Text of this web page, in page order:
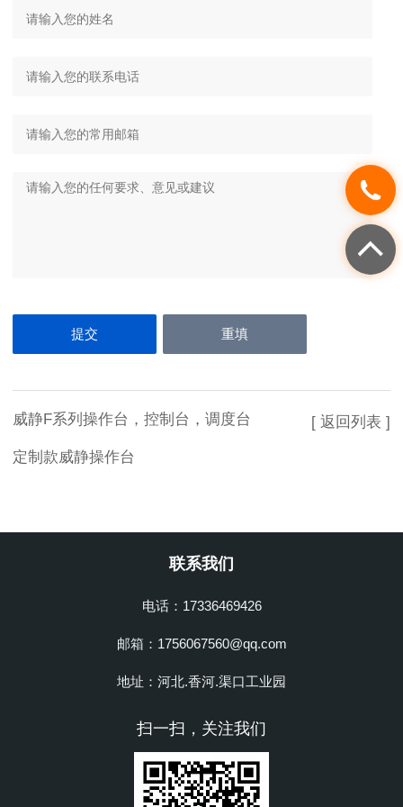
威静F系列操作台，控制台，调度台
定制款威静操作台
[ 返回列表 ]
联系我们
电话：17336469426
邮箱：1756067560@qq.com
地址：河北.香河.渠口工业园
扫一扫，关注我们